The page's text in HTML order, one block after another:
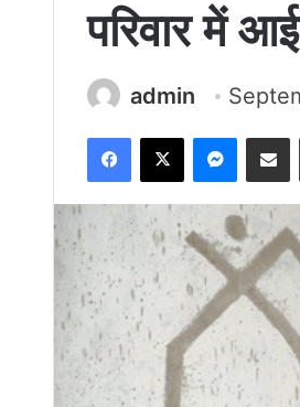
परिवार में
admin
Facebook
X